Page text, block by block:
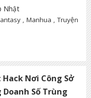
Nhật
, Manhua ,Truyện
Nơi Công Sở
Doanh Số Trùng